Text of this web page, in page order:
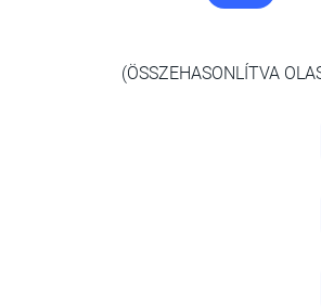
(ÖSSZEHASONLÍTVA